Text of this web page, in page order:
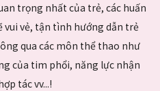
trọng nhất của trẻ, các huấn
vui vẻ, tận tình hướng dẫn trẻ
qua các môn thể thao như
của tim phổi, năng lực nhận
tác vv...!